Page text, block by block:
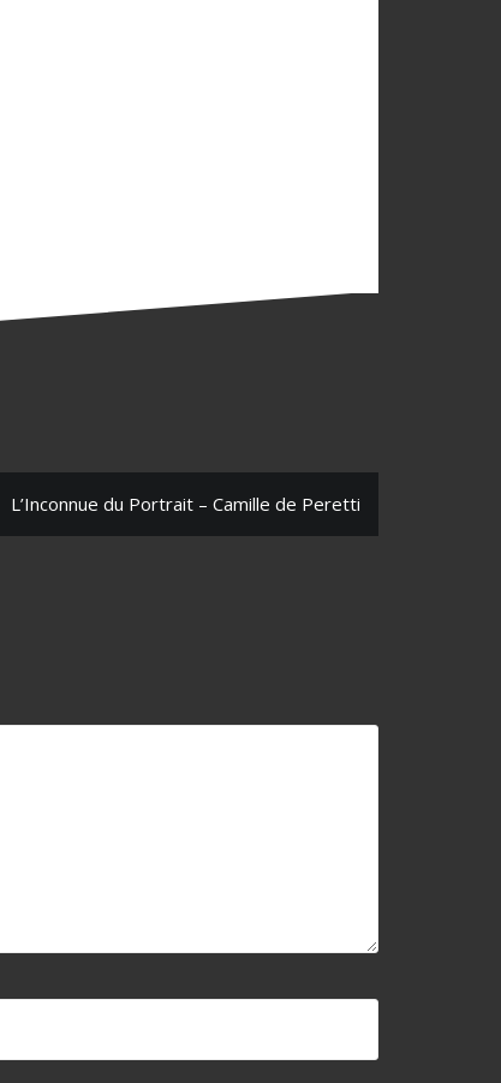
L’Inconnue du Portrait – Camille de Peretti